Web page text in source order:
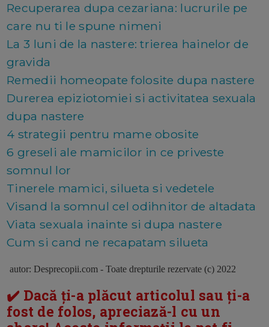
Recuperarea dupa cezariana: lucrurile pe
care nu ti le spune nimeni
La 3 luni de la nastere: trierea hainelor de
gravida
Remedii homeopate folosite dupa nastere
Durerea epiziotomiei si activitatea sexuala
dupa nastere
4 strategii pentru mame obosite
6 greseli ale mamicilor in ce priveste
somnul lor
Tinerele mamici, silueta si vedetele
Visand la somnul cel odihnitor de altadata
Viata sexuala inainte si dupa nastere
Cum si cand ne recapatam silueta
autor: Desprecopii.com - Toate drepturile rezervate (c) 2022
✔️ Dacă ți-a plăcut articolul sau ți-a
fost de folos, apreciază-l cu un